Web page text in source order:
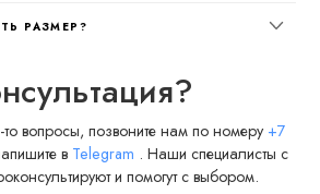
РАЗМЕР?
то вопросы, позвоните нам по номеру +7
в Telegram . Наши специалисты с
и помогут с выбором.